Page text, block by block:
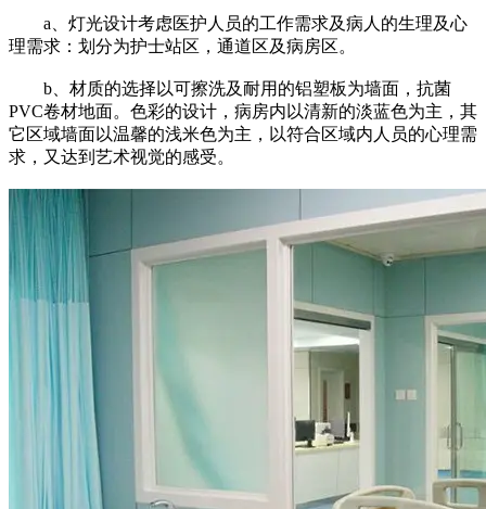
a、灯光设计考虑医护人员的工作需求及病人的生理及心
理需求：划分为护士站区，通道区及病房区。
b、材质的选择以可擦洗及耐用的铝塑板为墙面，抗菌
PVC卷材地面。色彩的设计，病房内以清新的淡蓝色为主，其
它区域墙面以温馨的浅米色为主，以符合区域内人员的心理需
求，又达到艺术视觉的感受。